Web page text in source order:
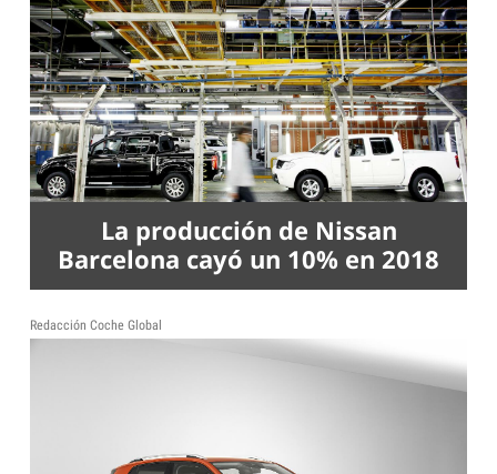
La producción de Nissan
Barcelona cayó un 10% en 2018
Redacción Coche Global